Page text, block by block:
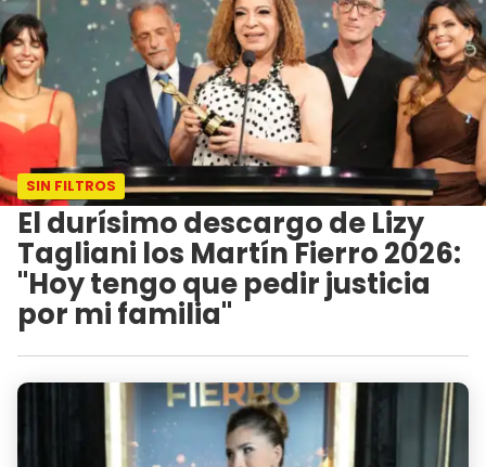
SIN FILTROS
El durísimo descargo de Lizy
Tagliani los Martín Fierro 2026:
"Hoy tengo que pedir justicia
por mi familia"